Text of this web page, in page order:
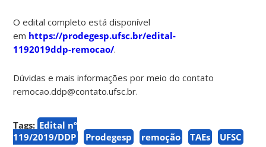
O edital completo está disponível
em https://prodegesp.ufsc.br/edital-
1192019ddp-remocao/.
Dúvidas e mais informações por meio do contato
remocao.ddp@contato.ufsc.br.
Tags: Edital nº
119/2019/DDP
Prodegesp remoção TAEs UFSC